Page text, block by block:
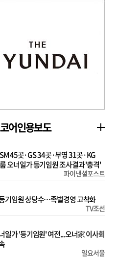
어인용보도
45곳·GS 34곳·부영 31곳·KG
오너일가 등기임원 조사결과 '충격'
파이낸셜포스트
기임원 상당수…족벌경영 고착화
TV조선
일가 '등기임원' 여전... 오너家 이사회
일요서울